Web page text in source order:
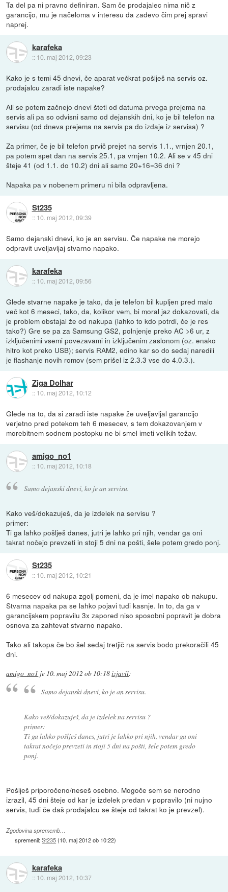
Ta del pa ni pravno definiran. Sam če prodajalec nima nič z
garancijo, mu je načeloma v interesu da zadevo čim prej spravi
naprej.
karafeka
:: 10. maj 2012, 09:23
Kako je s temi 45 dnevi, če aparat večkrat pošlješ na servis oz.
prodajalcu zaradi iste napake?
Ali se potem začnejo dnevi šteti od datuma prvega prejema na
servis ali pa so odvisni samo od dejanskih dni, ko je bil telefon na
servisu (od dneva prejema na servis pa do izdaje iz servisa) ?
Za primer, če je bil telefon prvič prejet na servis 1.1., vrnjen 20.1,
pa potem spet dan na servis 25.1, pa vrnjen 10.2. Ali se v 45 dni
šteje 41 (od 1.1. do 10.2) dni ali samo 20+16=36 dni ?
Napaka pa v nobenem primeru ni bila odpravljena.
St235
:: 10. maj 2012, 09:39
Samo dejanski dnevi, ko je an servisu. Če napake ne morejo
odpravit uveljavljaj stvarno napako.
karafeka
:: 10. maj 2012, 09:56
Glede stvarne napake je tako, da je telefon bil kupljen pred malo
več kot 6 meseci, tako, da, kolikor vem, bi moral jaz dokazovati, da
je problem obstajal že od nakupa (lahko to kdo potrdi, če je res
tako?) Gre se pa za Samsung GS2, polnjenje preko AC >6 ur, z
izključenimi vsemi povezavami in izključenim zaslonom (oz. enako
hitro kot preko USB); servis RAM2, edino kar so do sedaj naredili
je flashanje novih romov (sem prišel iz 2.3.3 vse do 4.0.3.).
Ziga Dolhar
:: 10. maj 2012, 10:12
Glede na to, da si zaradi iste napake že uveljavljal garancijo
verjetno pred potekom teh 6 mesecev, s tem dokazovanjem v
morebitnem sodnem postopku ne bi smel imeti velikih težav.
amigo_no1
:: 10. maj 2012, 10:18
Samo dejanski dnevi, ko je an servisu.
Kako veš/dokazuješ, da je izdelek na servisu ?
primer:
Ti ga lahko pošlješ danes, jutri je lahko pri njih, vendar ga oni
takrat nočejo prevzeti in stoji 5 dni na pošti, šele potem gredo ponj.
St235
:: 10. maj 2012, 10:21
6 mesecev od nakupa zgolj pomeni, da je imel napako ob nakupu.
Stvarna napaka pa se lahko pojavi tudi kasnje. In to, da ga v
garancijskem popravilu 3x zapored niso sposobni popravit je dobra
osnova za zahtevat stvarno napako.
Tako ali takopa če bo šel sedaj tretjič na servis bodo prekoračili 45
dni.
amigo_no1 je 10. maj 2012 ob 10:18izjavil:
Samo dejanski dnevi, ko je an servisu.
Kako veš/dokazuješ, da je izdelek na servisu ?
primer:
Ti ga lahko pošlješ danes, jutri je lahko pri njih, vendar ga oni
takrat nočejo prevzeti in stoji 5 dni na pošti, šele potem gredo
ponj.
Pošlješ priporočeno/neseš osebno. Mogoče sem se nerodno
izrazil, 45 dni šteje od kar je izdelek predan v popravilo (ni nujno
servis, tudi če daš prodajalcu se šteje od takrat ko je prevzel).
Zgodovina sprememb…
spremenil:St235(10. maj 2012 ob 10:22)
karafeka
:: 10. maj 2012, 10:37